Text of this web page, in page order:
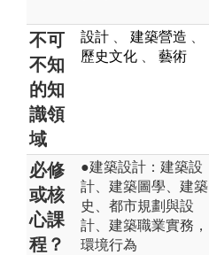
不可
不知
的知
識領
域
設計 建築營造
歷史文化
藝術
必修
或核
心課
程？
●建築設計：建築設
計、建築圖學、建築
史、都市規劃與設
計、建築職業實務，
環境行為